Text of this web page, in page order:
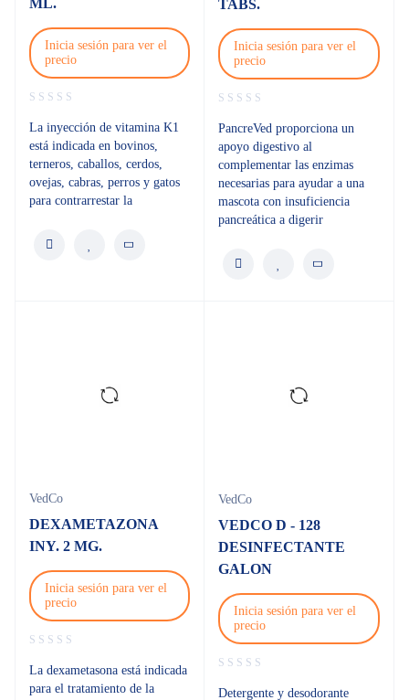
ML.
Inicia sesión para ver el
precio
La inyección de vitamina K1
está indicada en bovinos,
terneros, caballos, cerdos,
ovejas, cabras, perros y gatos
para contrarrestar la
TABS.
Inicia sesión para ver el
precio
PancreVed proporciona un
apoyo digestivo al
complementar las enzimas
necesarias para ayudar a una
mascota con insuficiencia
pancreática a digerir
VedCo
DEXAMETAZONA
INY. 2 MG.
Inicia sesión para ver el
precio
La dexametasona está indicada
para el tratamiento de la
VedCo
VEDCO D - 128
DESINFECTANTE
GALON
Inicia sesión para ver el
precio
Detergente y desodorante